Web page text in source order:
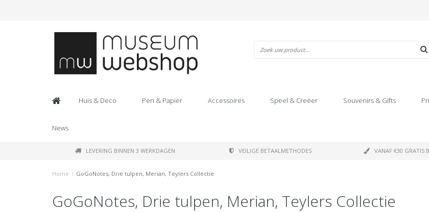
Huis & Deco Pen & Papier Accessoires Speel & Creëer Souvenirs & Gifts
News
LEVERING BINNEN 3 WERKDAGEN VEILIGE BETAALMETHODES VANAF €30 GRATIS
Home / GoGoNotes, Drie tulpen, Merian, Teylers Collectie
GoGoNotes, Drie tulpen, Merian, Teylers Collectie